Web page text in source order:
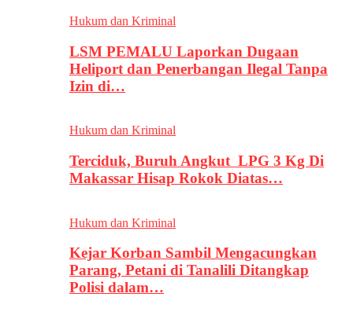
Hukum dan Kriminal
LSM PEMALU Laporkan Dugaan
Heliport dan Penerbangan Ilegal Tanpa
Izin di…
Hukum dan Kriminal
Terciduk, Buruh Angkut LPG 3 Kg Di
Makassar Hisap Rokok Diatas…
Hukum dan Kriminal
Kejar Korban Sambil Mengacungkan
Parang, Petani di Tanalili Ditangkap
Polisi dalam…